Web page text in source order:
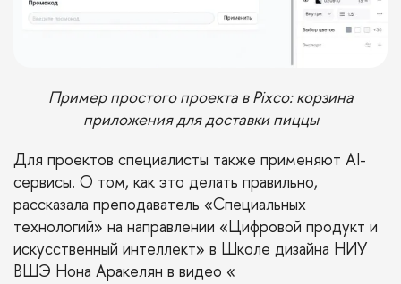
Пример простого проекта в Pixco: корзина
приложения для доставки пиццы
Для проектов специалисты также применяют AI-
сервисы. О том, как это делать правильно,
рассказала преподаватель «Специальных
технологий» на направлении «Цифровой продукт и
искусственный интеллект» в Школе дизайна НИУ
ВШЭ Нона Аракелян в видео «